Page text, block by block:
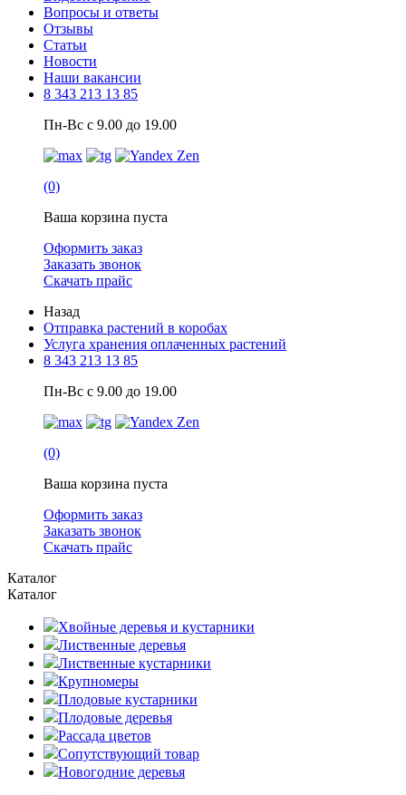
Вопросы и ответы
Отзывы
Статьи
Новости
Наши вакансии
8 343 213 13 85
Пн-Вс с 9.00 до 19.00
(0)
Ваша корзина пуста
Оформить заказ
Заказать звонок
Скачать прайс
Назад
Отправка растений в коробах
Услуга хранения оплаченных растений
8 343 213 13 85
Пн-Вс с 9.00 до 19.00
(0)
Ваша корзина пуста
Оформить заказ
Заказать звонок
Скачать прайс
Каталог
Каталог
Хвойные деревья и кустарники
Лиственные деревья
Лиственные кустарники
Крупномеры
Плодовые кустарники
Плодовые деревья
Рассада цветов
Сопутствующий товар
Новогодние деревья